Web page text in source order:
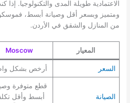
الاعتمادية طويلة المدى والتكنولوجيا.
ومتميز وبسعر أقل وصيانة أبسط، فموسكو
من المنازل والشقق في الأردن.
المعيار Moscow
السعر أرخص بشكل
الصيانة
قطع متوفرة
أبسط وأقل